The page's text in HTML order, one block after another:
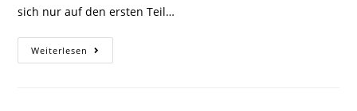
sich nur auf den ersten Teil…
Weiterlesen Zitate
Und